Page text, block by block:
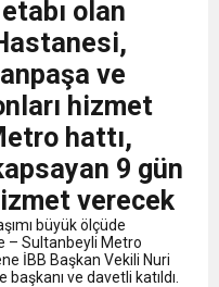
olan
ve
hizmet
hattı,
9 gün
verecek
büyük ölçüde
– Sultanbeyli Metro
İBB Başkan Vekili Nuri
ve davetli katıldı.